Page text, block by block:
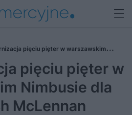
pięciu pięter w warszawskim
zakończona
pięciu pięter w
Nimbusie dla
McLennan